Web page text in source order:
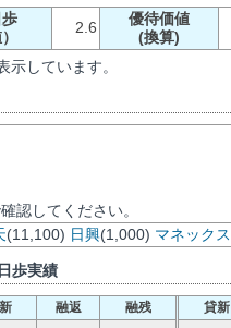
2.6
優待価値
(換算)
しています。
認してください。
(11,100) 日興(1,000) マネックス
歩実績
融返 融残 貸新